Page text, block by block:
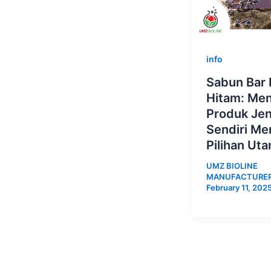
info
Sabun Bar
Hitam:
Produk
Sendiri
Pilihan
UMZ BIOLINE
February 11,